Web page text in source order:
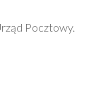
Pocztowy.